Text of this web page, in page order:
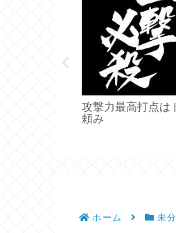
攻撃力最高打点は
頼み
ホーム 未